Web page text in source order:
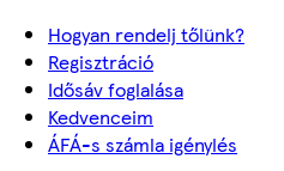
Hogyan rendelj tőlünk?
Regisztráció
Idősáv foglalása
Kedvenceim
ÁFÁ-s számla igénylés